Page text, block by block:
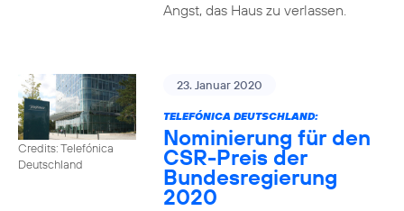
Angst, das Haus zu verlassen.
Credits: Telefónica
Deutschland
23. Januar 2020
TELEFÓNICA DEUTSCHLAND:
Nominierung für den
CSR-Preis der
Bundesregierung
2020